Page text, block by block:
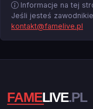
Informacje na tej
Jeśli jesteś
kontakt@famelive.pl